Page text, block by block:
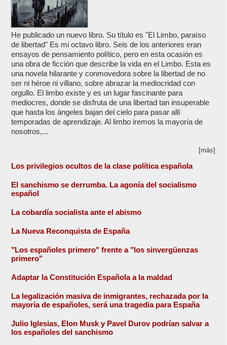
He publicado un nuevo libro. Su título es "El Limbo, paraíso
de libertad" Es mi octavo libro. Seis de los anteriores eran
ensayos de pensamiento político, pero en esta ocasión es
una obra de ficción que describe la vida en el Limbo. Esta es
una novela hilarante y conmovedora sobre la libertad de no
ser ni héroe ni villano, sobre abrazar la mediocridad con
orgullo. El limbo existe y es un lugar fascinante para
mediocres, donde se disfruta de una libertad tan insuperable
que hasta los ángeles bajan del cielo para pasar allí
temporadas de aprendizaje. Al limbo iremos la mayoría de
nosotros,...
[más]
Los privilegios ocultos de la clase política española
El sanchismo se derrumba. La agonía del socialismo
español
La cobardía socialista ante el abismo
La Nueva Reconquista de España
"Los españoles primero" frente a "los sinvergüenzas
primero"
Adaptar la Constitución Española a la maldad
La legalización masiva de inmigrantes, rechazada por la
mayoría de españoles, será una tragedia para España
Julio Iglesias, Elon Musk y Pavel Durov podrían salvar a
los españoles del sanchismo